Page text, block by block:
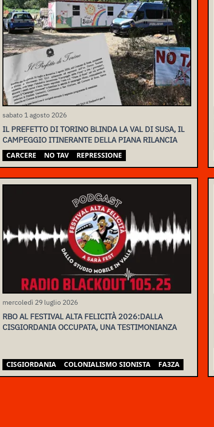
sabato 1 agosto 2026
IL PREFETTO DI TORINO BLINDA LA VAL DI SUSA, IL
CAMPEGGIO ITINERANTE DELLA PIANA RILANCIA
CARCERE NO TAV REPRESSIONE
mercoledì 29 luglio 2026
RBO AL FESTIVAL ALTA FELICITÀ 2026:DALLA
CISGIORDANIA OCCUPATA, UNA TESTIMONIANZA
CISGIORDANIA COLONIALISMO SIONISTA FA3ZA